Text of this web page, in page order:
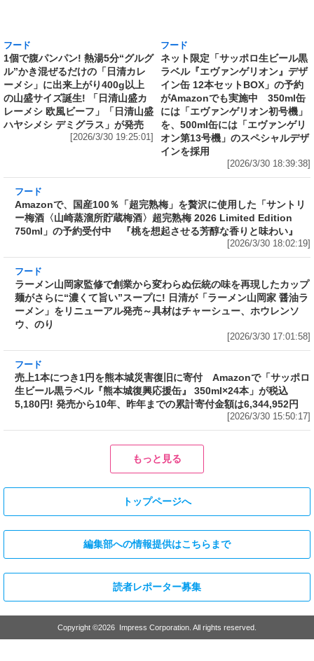
レーメシ 欧風ビーフ」「日清山盛
ハヤシメシ デミグラス」が発売
[2026/3/30 19:25:01]
には「エヴァンゲリオン初号機」
を、500ml缶には「エヴァンゲリ
オン第13号機」のスペシャルデザ
インを採用
[2026/3/30 18:39:38]
フード
Amazonで、国産100％「超完熟梅」を贅沢に使
用した「サントリー梅酒〈山崎蒸溜所貯蔵梅
酒〉超完熟梅 2026 Limited Edition 750ml」の
予約受付中 『桃を想起させる芳醇な香りと味
[2026/3/30 18:02:19]
フード
ラーメン山岡家監修で創業から変わらぬ伝統の
味を再現したカップ麺がさらに“濃くて旨い”ス
ン」をリニューアル発売～具材はチャーシュ
ー、ホウレンソウ、のり
[2026/3/30 17:01:58]
売上1本につき1円を熊本城災害復旧に寄付
城復興応援缶』 350ml×24本」が税込5,180円!
発売から10年、昨年までの累計寄付金額は
6,344,952円
[2026/3/30 15:50:17]
3分で食べられる人気沸騰中の四
発売～具材は謎肉、キャベツ、チ
[2026/3/30 15:42:35]
フード
自慢のそばが食べ放題! 和食麺処
や薬味などもついて税込2,200円!
4,400円
[2026/3/30 15:17:42]
フード
熱湯5分でふっくら白ご飯! カレーや納豆、牛丼の具も余裕で入って
お皿いらずの新提案! 「日清ふっくら釜炊き ごはん」が本日30日
(月)発売～常温で1年保存可能。電子レンジがないオフィスやアウ
トドアでも活用できる!
[2026/3/30 14:17:14]